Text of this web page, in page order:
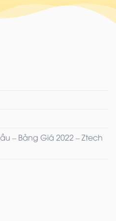
– Bảng Giá 2022 – Ztech